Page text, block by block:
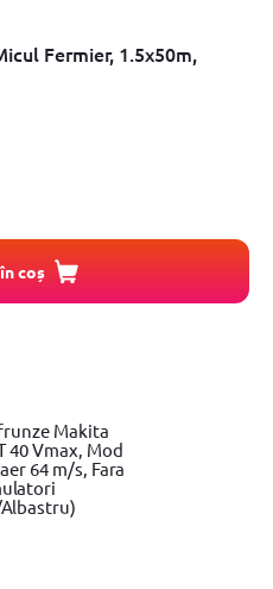
Fermier, 1.5x50m,
coș